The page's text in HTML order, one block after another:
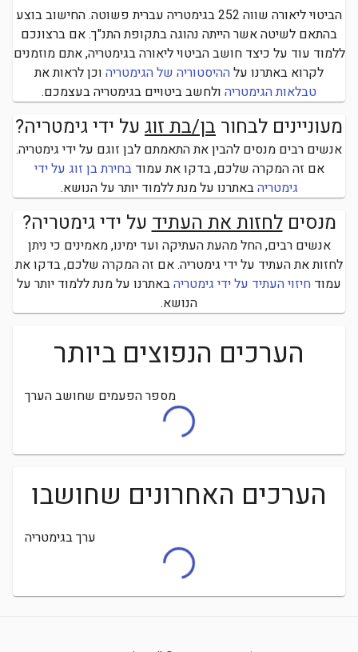
הביטויליאורה שווה 252בגימטריה עברית פשוטה.החישוב בוצע
בהתאם לשיטה אשר הייתה נהוגה בתקופת התנ"ך. אם ברצונכם
ללמוד עוד על כיצד חושב הביטויליאורהבגימטריה, אתם מוזמנים
לקרוא באתרנו עלההיסטוריה של הגימטריה וכן לראות את
טבלאות הגימטריה ולחשב ביטויים בגימטריה בעצמכם.
מעוניינים לבחור בן/בת זוג על ידי גימטריה?
אנשים רבים מנסים להבין את התאמתם לבן זוגם על ידי גימטריה.
אם זה המקרה שלכם, בדקו את עמוד בחירת בן זוג על ידי
גימטריהבאתרנו על מנת ללמוד יותר על הנושא.
מנסים לחזות את העתידעל ידי גימטריה?
אנשים רבים, החל מהעת העתיקה ועד ימינו, מאמינים כי ניתן
לחזות את העתיד על ידי גימטריה.אם זה המקרה שלכם, בדקו את
עמוד חיזוי העתיד על ידי גימטריהבאתרנו על מנת ללמוד יותר על
הנושא.
הערכים הנפוצים ביותר
מספר הפעמים שחושב הערך
הערכים האחרונים שחושבו
ערך בגימטריה